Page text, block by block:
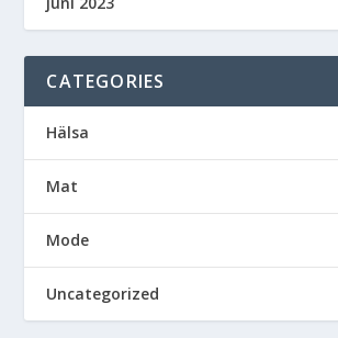
CATEGORIES
Hälsa
Mat
Mode
Uncategorized